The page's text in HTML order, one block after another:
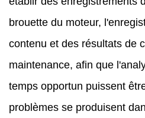
brouette du moteur,
contenu et des résultats de
maintenance, afin que
temps opportun puissent
problèmes se produisent